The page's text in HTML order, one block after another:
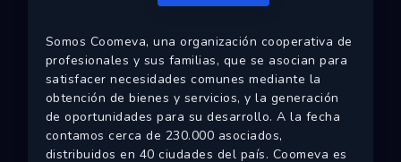
Somos Coomeva, una organización cooperativa de
profesionales y sus familias, que se asocian para
satisfacer necesidades comunes mediante la
obtención de bienes y servicios, y la generación
de oportunidades para su desarrollo. A la fecha
contamos cerca de 230.000 asociados,
distribuidos en 40 ciudades del país. Coomeva es